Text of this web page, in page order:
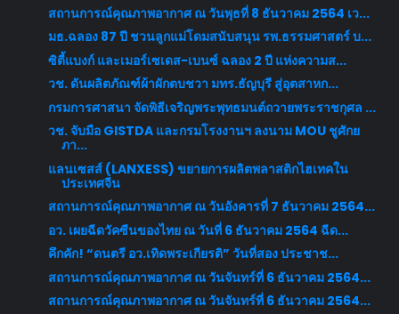
สถานการณ์คุณภาพอากาศ ณ วันพุธที่ 8 ธันวาคม 2564 เว...
มธ.ฉลอง 87 ปี ชวนลูกแม่โดมสนับสนุน รพ.ธรรมศาสตร์ บ...
ซิตี้แบงก์ และเมอร์เซเดส-เบนซ์ ฉลอง 2 ปี แห่งความส...
วช. ดันผลิตภัณฑ์ผ้าผักตบชวา มทร.ธัญบุรี สู่อุตสาหก...
กรมการศาสนา จัดพิธีเจริญพระพุทธมนต์ถวายพระราชกุศล ...
วช. จับมือ GISTDA และกรมโรงงานฯ ลงนาม MOU ชูศักย
ภา...
แลนเซสส์ (LANXESS) ขยายการผลิตพลาสติกไฮเทคใน
ประเทศจีน
สถานการณ์คุณภาพอากาศ ณ วันอังคารที่ 7 ธันวาคม 2564...
อว. เผยฉีดวัคซีนของไทย ณ วันที่ 6 ธันวาคม 2564 ฉีด...
คึกคัก! “ดนตรี อว.เทิดพระเกียรติ” วันที่สอง ประชาช...
สถานการณ์คุณภาพอากาศ ณ วันจันทร์ที่ 6 ธันวาคม 2564...
สถานการณ์คุณภาพอากาศ ณ วันจันทร์ที่ 6 ธันวาคม 2564...